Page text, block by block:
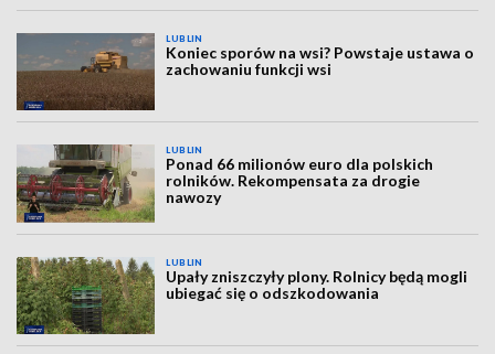
LUBLIN
Koniec sporów na wsi? Powstaje ustawa o
zachowaniu funkcji wsi
LUBLIN
Ponad 66 milionów euro dla polskich
rolników. Rekompensata za drogie
nawozy
LUBLIN
Upały zniszczyły plony. Rolnicy będą mogli
ubiegać się o odszkodowania